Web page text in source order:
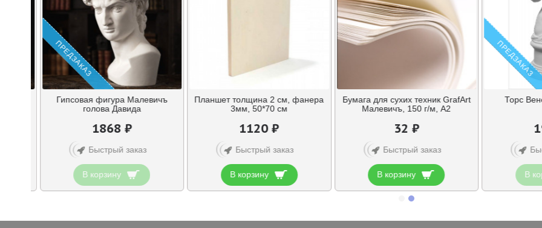
ПРЕДЗАКАЗ
Гипсовая фигура Малевичъ
голова Давида
1868 ₽
Быстрый заказ
В корзину
Планшет толщина 2 см, фанера
3мм, 50*70 см
1120 ₽
Быстрый заказ
В корзину
Бумага для сухих техник GrafArt
Малевичъ, 150 г/м, А2
32 ₽
Быстрый заказ
В корзину
ПРЕДЗАКАЗ
Торс
В